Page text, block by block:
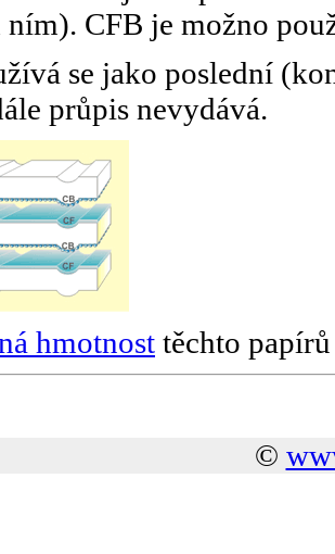
ním). CFB je možno
se jako poslední
průpis nevydává.
hmotnost těchto
©